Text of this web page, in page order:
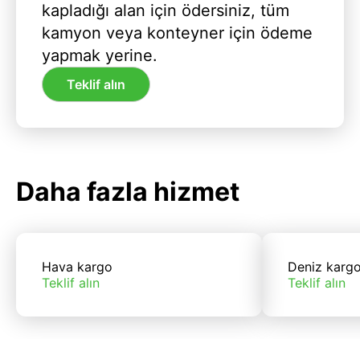
kapladığı alan için ödersiniz, tüm
kamyon veya konteyner için ödeme
yapmak yerine.
Teklif alın
Daha fazla hizmet
Hava kargo
Teklif alın
Deniz
Teklif alın